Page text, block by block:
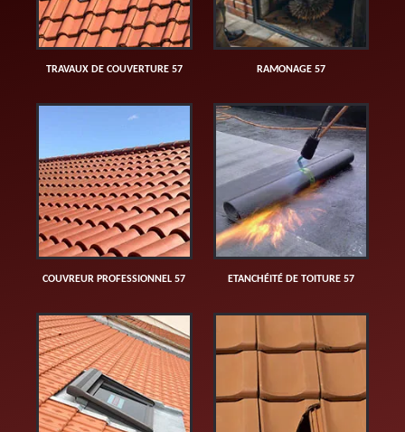
TRAVAUX DE COUVERTURE 57 RAMONAGE 57
COUVREUR PROFESSIONNEL 57 ETANCHÉITÉ DE TOITURE 57